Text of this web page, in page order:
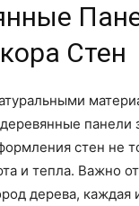
Стен
стен не
и тепла. Важно
дерева, каждая